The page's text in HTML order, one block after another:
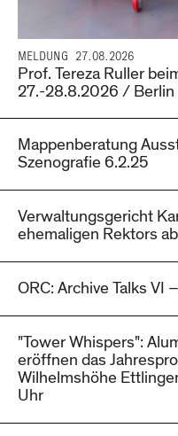
MELDUNG 27.08.2026
Prof. Tereza Ruller
27.-28.8.2026 / Berlin
Mappenberatung
Szenografie 6.2.25
Verwaltungsgericht
ehemaligen Rektors ab
ORC: Archive Talks VI
"Tower Whispers":
eröffnen das
Wilhelmshöhe
Uhr